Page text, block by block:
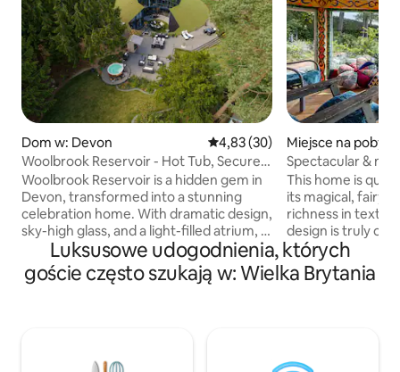
Dom w: Devon Średnia ocena: 4,83 na 5,
4,83 (30)
Woolbrook Reservoir - Hot Tub, Secure
Parking
Woolbrook Reservoir is a hidden gem in
Devon, transformed into a stunning
celebration home. With dramatic design,
sky-high glass, and a light-filled atrium, it
blends luxury with playfulness. Hot Tub
Free Wi-Fi Secure Parking Enclosed
Garden Woodburner 5km from a
beautiful, where luxury and playfulness
Miejsce na pobyt
Spectacular &
Dartmoor!
This home is
its magical,
richness in
design is truly
the end of a long
extraordinary
set in a private,
specifically for
Luksusowe udogodnienia, których
goście często szukają w: Wielka Brytania